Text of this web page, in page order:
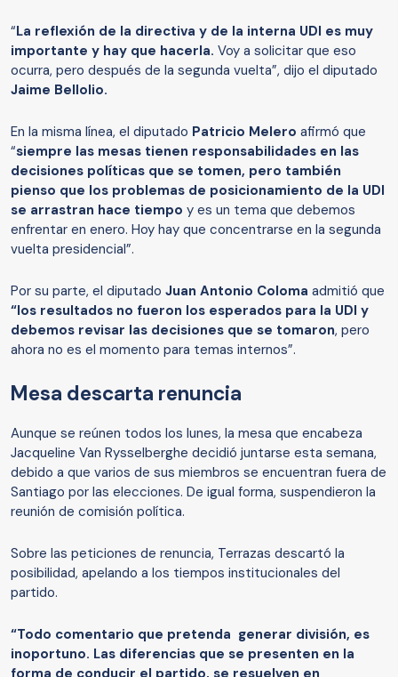
“La reflexión de la directiva y de la interna UDI es muy
importante y hay que hacerla. Voy a solicitar que eso
ocurra, pero después de la segunda vuelta”, dijo el diputado
Jaime Bellolio.
En la misma línea, el diputado Patricio Melero afirmó que
“siempre las mesas tienen responsabilidades en las
decisiones políticas que se tomen, pero también
pienso que los problemas de posicionamiento de la UDI
se arrastran hace tiempo y es un tema que debemos
enfrentar en enero. Hoy hay que concentrarse en la segunda
vuelta presidencial”.
Por su parte, el diputado Juan Antonio Coloma admitió que
“los resultados no fueron los esperados para la UDI y
debemos revisar las decisiones que se tomaron, pero
ahora no es el momento para temas internos”.
Mesa descarta renuncia
Aunque se reúnen todos los lunes, la mesa que encabeza
Jacqueline Van Rysselberghe decidió juntarse esta semana,
debido a que varios de sus miembros se encuentran fuera de
Santiago por las elecciones. De igual forma, suspendieron la
reunión de comisión política.
Sobre las peticiones de renuncia, Terrazas descartó la
posibilidad, apelando a los tiempos institucionales del
partido.
“Todo comentario que pretenda generar división, es
inoportuno. Las diferencias que se presenten en la